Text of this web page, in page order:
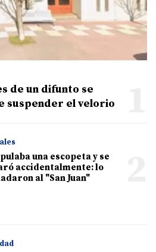
de un difunto se
suspender el velorio
una escopeta y se
accidentalmente: lo
al "San Juan"